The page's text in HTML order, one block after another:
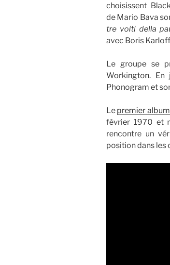
choisissent
de Mario Bava
tre volti della
avec Boris
Le groupe se
Workington.
Phonogram et
Le premier
février 1970 et
rencontre un
position dans les